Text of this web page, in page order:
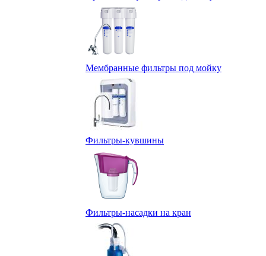
Мембранные фильтры под мойку
Фильтры-кувшины
Фильтры-насадки на кран